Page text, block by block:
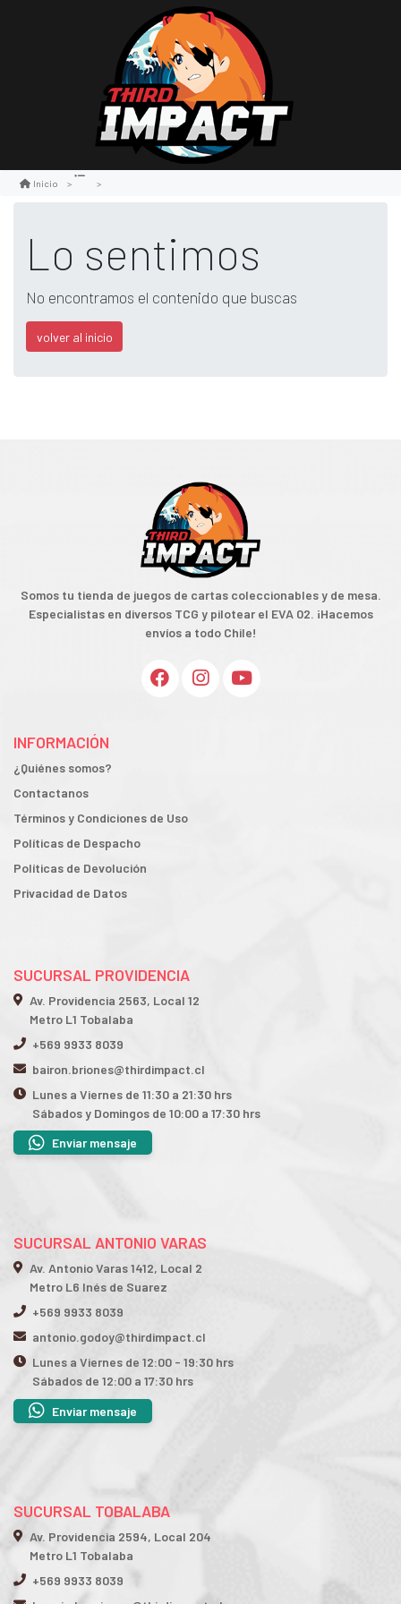
Inicio
Lo sentimos
No encontramos el contenido que buscas
volver al inicio
Somos tu tienda de juegos de cartas coleccionables y de mesa.
Especialistas en diversos TCG y pilotear el EVA 02. ¡Hacemos
envíos a todo Chile!
INFORMACIÓN
¿Quiénes somos?
Contactanos
Términos y Condiciones de Uso
Políticas de Despacho
Políticas de Devolución
Privacidad de Datos
SUCURSAL PROVIDENCIA
Av. Providencia 2563, Local 12
Metro L1 Tobalaba
+569 9933 8039
bairon.briones@thirdimpact.cl
Lunes a Viernes de 11:30 a 21:30 hrs
Sábados y Domingos de 10:00 a 17:30 hrs
Enviar mensaje
SUCURSAL ANTONIO VARAS
Av. Antonio Varas 1412, Local 2
Metro L6 Inés de Suarez
+569 9933 8039
antonio.godoy@thirdimpact.cl
Lunes a Viernes de 12:00 - 19:30 hrs
Sábados de 12:00 a 17:30 hrs
Enviar mensaje
SUCURSAL TOBALABA
Av. Providencia 2594, Local 204
Metro L1 Tobalaba
+569 9933 8039